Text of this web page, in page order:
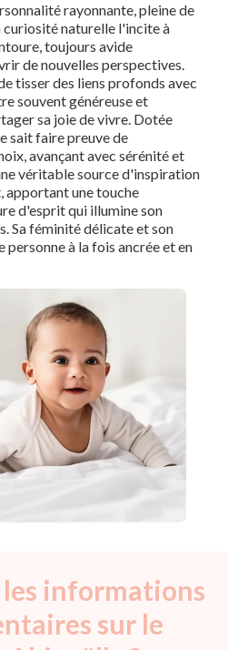
rayonnante, pleine de
curiosité naturelle l'incite à
toujours avide
de nouvelles perspectives.
tisser des liens profonds avec
souvent généreuse et
sa joie de vivre. Dotée
sait faire preuve de
avançant avec sérénité et
véritable source d'inspiration
apportant une touche
d'esprit qui illumine son
Sa féminité délicate et son
à la fois ancrée et en
informations
sur le